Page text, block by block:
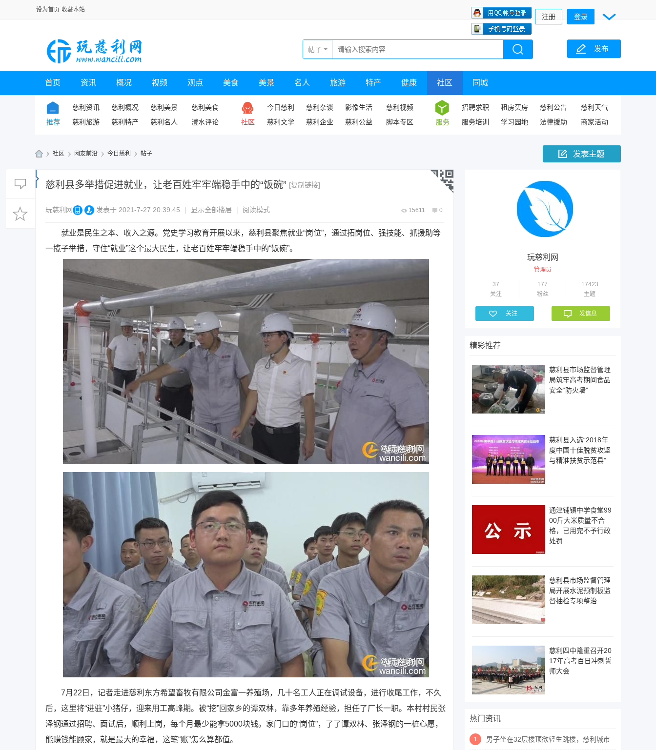
设为首页 收藏本站
注册 登录
发布
帖子
首页 资讯 概况 视频 观点 美食 美景 名人 旅游 特产 健康 社区 同城
推荐
慈利资讯 慈利概况 慈利美景
慈利美食
慈利旅游
慈利特产 慈利名人 澧水评论 社区
今日慈利 慈利杂谈 影像生活
慈利视频
慈利文学
慈利企业 慈利公益 脚本专区 服务
招聘求职 租房买房 慈利公告
慈利天气
服务培训
学习园地 法律援助 商家活动
慈
» 社区 › 网友前沿 › 今日慈利 › 帖子
慈利县多举措促进就业，让老百姓牢牢端稳手中的“饭碗” [复制链接]
15611 0
玩慈利网 发表于 2021-7-27 20:39:45 | 显示全部楼层 | 阅读模式
就业是民生之本、收入之源。党史学习教育开展以来，慈利县聚焦就业“岗位”，通过拓岗位、强技能、抓援助等
一揽子举措，守住“就业”这个最大民生，让老百姓牢牢端稳手中的“饭碗”。
7月22日，记者走进慈利东方希望畜牧有限公司金富一养殖场，几十名工人正在调试设备，进行收尾工作，不久
后，这里将“进驻”小猪仔，迎来用工高峰期。被“挖”回家乡的谭双林，靠多年养殖经验，担任了厂长一职。本村村民张
泽钢通过招聘、面试后，顺利上岗，每个月最少能拿5000块钱。家门口的“岗位”，了了谭双林、张泽钢的一桩心愿，
能赚钱能顾家，就是最大的幸福，这笔“账”怎么算都值。
玩慈利网
管理员
37
关注
177
粉丝
17423
主题
关注 发信息
精彩推荐
慈利县市场监督管理
局筑牢高考期间食品
安全“防火墙”
慈利县入选“2018年
度中国十佳脱贫攻坚
与精准扶贫示范县”
通津铺镇中学食堂99
00斤大米质量不合
格，已用完不予行政
处罚
慈利县市场监督管理
局开展水泥预制板监
督抽检专项整治
慈利四中隆重召开20
17年高考百日冲刺誓
师大会
热门资讯
1
男子坐在32层楼顶欲轻生跳楼，慈利城市